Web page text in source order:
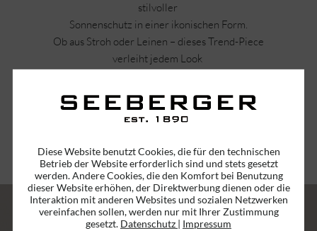
stilvoller
Sonnenschutz in einer ikonischen Form.
Ob aus Stroh oder Leinen – dieses Trend-Piece
verleiht jedem Look
ZU DEN ARTIKELN
Diese Website benutzt Cookies, die für den technischen
Betrieb der Website erforderlich sind und stets gesetzt
werden. Andere Cookies, die den Komfort bei Benutzung
dieser Website erhöhen, der Direktwerbung dienen oder die
Interaktion mit anderen Websites und sozialen Netzwerken
vereinfachen sollen, werden nur mit Ihrer Zustimmung
gesetzt. Datenschutz | Impressum